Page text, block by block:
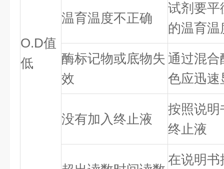
O.D值
低
温育温度不正确
试剂要平
的温育温
酶标记物或底物失
效
通过混
色应迅速
没有加入终止液
按照说明
终止液
在说明书